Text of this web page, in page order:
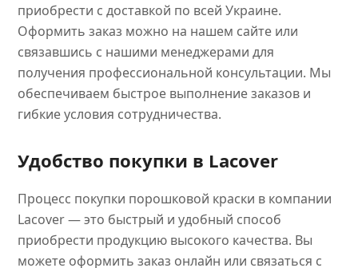
приобрести с доставкой по всей Украине.
Оформить заказ можно на нашем сайте или
связавшись с нашими менеджерами для
получения профессиональной консультации. Мы
обеспечиваем быстрое выполнение заказов и
гибкие условия сотрудничества.
Удобство покупки в Lacover
Процесс покупки порошковой краски в компании
Lacover — это быстрый и удобный способ
приобрести продукцию высокого качества. Вы
можете оформить заказ онлайн или связаться с